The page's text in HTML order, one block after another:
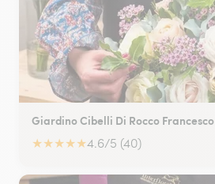
Giardino Cibelli Di Rocco Francesco
★★★★★4.6/5 (40)